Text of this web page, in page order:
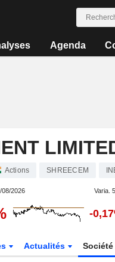
Agenda
Actions SHREECEM
08/2026 Varia.
-
Actualités Société